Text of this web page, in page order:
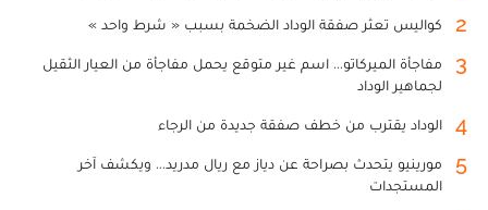
2 كواليس تعثر صفقة الوداد الضخمة بسبب « شرط واحد »
3
مفاجأة الميركاتو... اسم غير متوقع يحمل مفاجأة من العيار الثقيل
لجماهير الوداد
4 الوداد يقترب من خطف صفقة جديدة من الرجاء
5
مورينيو يتحدث بصراحة عن دياز مع ريال مدريد... ويكشف آخر
المستجدات